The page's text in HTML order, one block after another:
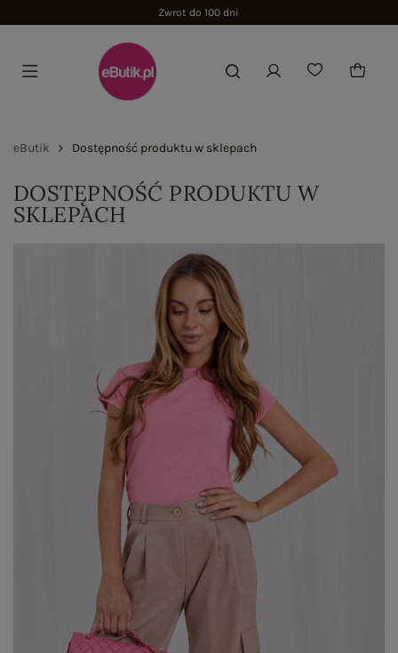
Zwrot do 100 dni
eButik Dostępność produktu w sklepach
DOSTĘPNOŚĆ PRODUKTU W
SKLEPACH